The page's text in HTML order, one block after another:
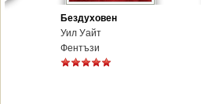
Бездуховен
Уил Уайт
Фентъзи